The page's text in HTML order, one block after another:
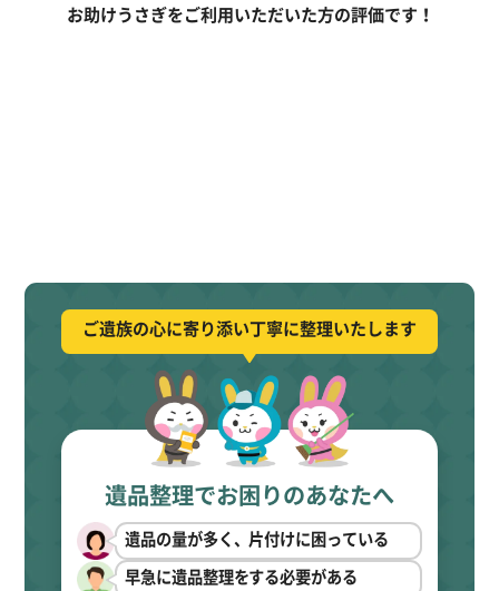
お助けうさぎをご利用いただいた方の評価です！
ご遺族の心に寄り添い丁寧に整理いたします
遺品整理でお困りのあなたへ
遺品の量が多く、片付けに困っている
早急に遺品整理をする必要がある